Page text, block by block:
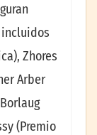
Zhores
Arber
(Premio